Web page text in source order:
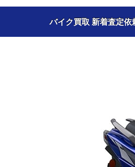
バイク買取 新着査定依